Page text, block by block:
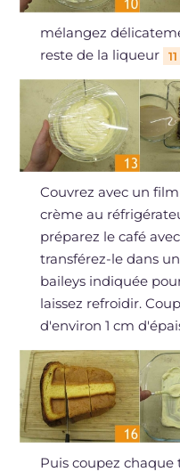
mélangez
reste de la liqueur
11
Couvrez avec un
crème au
préparez le café
transférez-le dans
baileys indiquée
laissez refroidir.
d'environ 1 cm
Puis coupez chaque